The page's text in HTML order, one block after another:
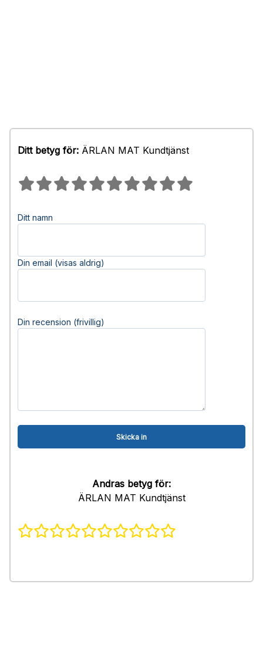
Ditt betyg för: ÄRLAN MAT Kundtjänst
Ditt namn
Din email (visas aldrig)
Din recension (frivillig)
Andras betyg för:
ÄRLAN MAT Kundtjänst